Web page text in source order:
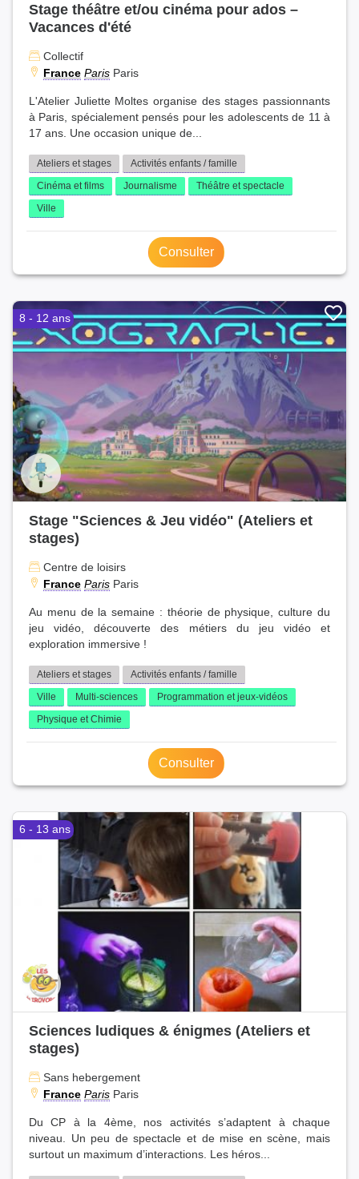
Stage théâtre et/ou cinéma pour ados –
Vacances d'été
Collectif
France Paris Paris
L'Atelier Juliette Moltes organise des stages passionnants
à Paris, spécialement pensés pour les adolescents de 11 à
17 ans. Une occasion unique de...
Ateliers et stages
Activités enfants / famille
Cinéma et films
Journalisme
Théâtre et spectacle
Ville
Consulter
8 - 12 ans
Stage "Sciences & Jeu vidéo" (Ateliers et
stages)
Centre de loisirs
France Paris Paris
Au menu de la semaine : théorie de physique, culture du
jeu vidéo, découverte des métiers du jeu vidéo et
exploration immersive !
Ateliers et stages
Activités enfants / famille
Ville
Multi-sciences
Programmation et jeux-vidéos
Physique et Chimie
Consulter
6 - 13 ans
Sciences ludiques & énigmes (Ateliers et
stages)
Sans hebergement
France Paris Paris
Du CP à la 4ème, nos activités s’adaptent à chaque
niveau. Un peu de spectacle et de mise en scène, mais
surtout un maximum d’interactions. Les héros...